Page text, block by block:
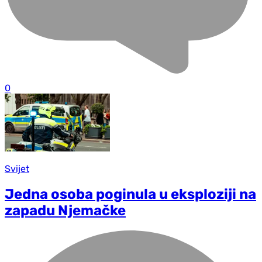
0
Svijet
Jedna osoba poginula u eksploziji na
zapadu Njemačke